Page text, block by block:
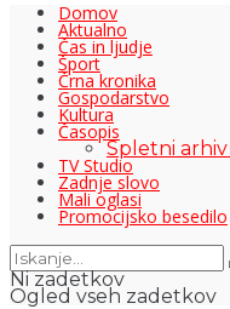
Domov
Aktualno
Čas in ljudje
Šport
Črna kronika
Gospodarstvo
Kultura
Časopis
Spletni
TV Studio
Zadnje slovo
Mali oglasi
Promocijsko besedilo
Ni zadetkov
Ogled vseh zadetkov